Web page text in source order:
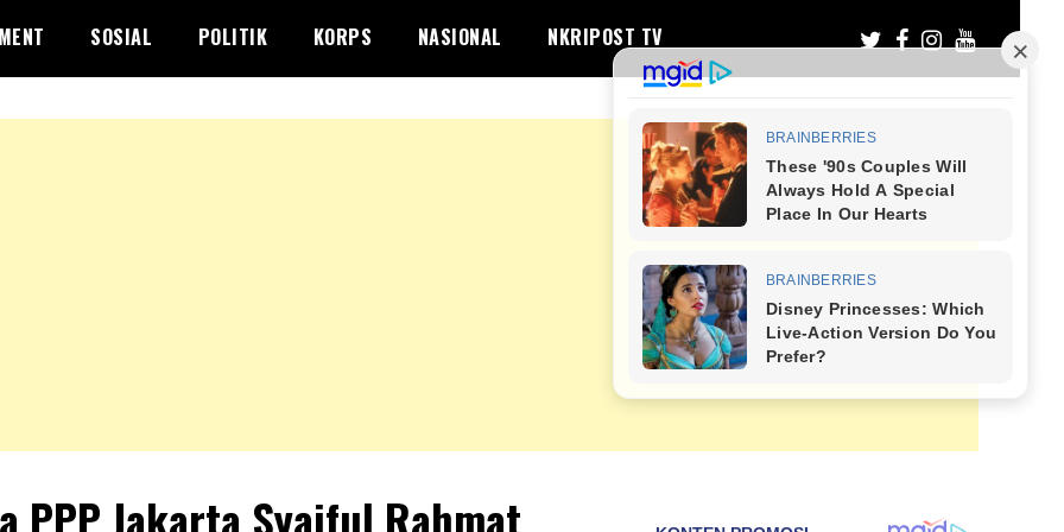
SOSIAL POLITIK KORPS NASIONAL NKRIPOST TV
PPP Jakarta Syaiful Rahmat